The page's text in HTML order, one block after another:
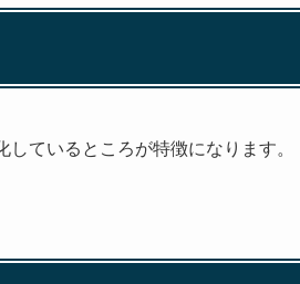
ているところが特徴になります。